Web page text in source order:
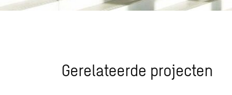
Gerelateerde projecten